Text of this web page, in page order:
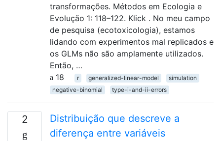
transformações. Métodos em Ecologia e
Evolução 1: 118–122. Klick . No meu campo
de pesquisa (ecotoxicologia), estamos
lidando com experimentos mal replicados e
os GLMs não são amplamente utilizados.
Então, …
18
r generalized-linear-model
simulation
negative-binomial
type-i-and-ii-errors
2
Distribuição que descreve a
diferença entre variáveis ​​